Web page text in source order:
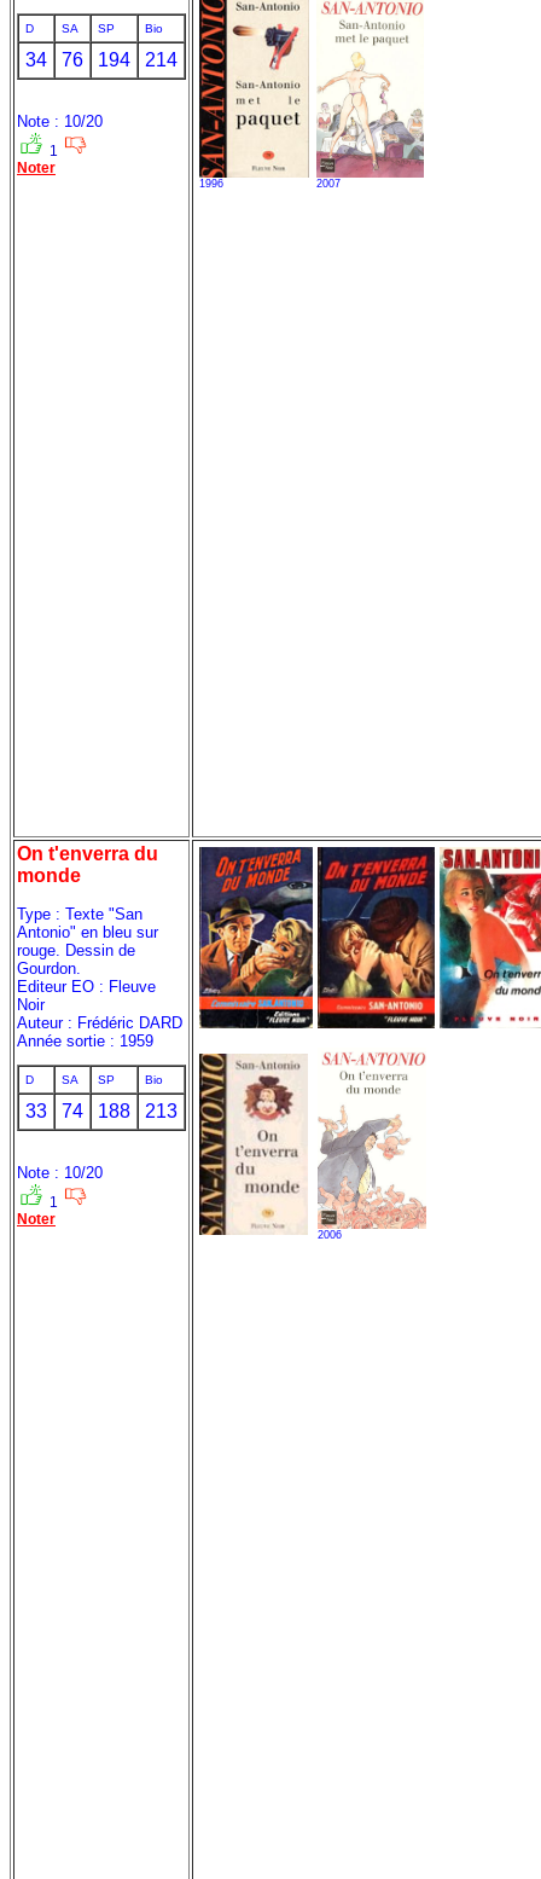
D SA SP Bio
34 76 194 214
Note : 10/20
1
Noter
1996 2007
On t'enverra du
monde
Type : Texte "San
Antonio" en bleu sur
rouge. Dessin de
Gourdon.
Editeur EO : Fleuve
Noir
Auteur : Frédéric DARD
Année sortie : 1959
D SA SP Bio
33 74 188 213
Note : 10/20
1
Noter
2006